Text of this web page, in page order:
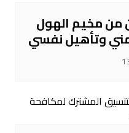
من مخيم الهول
وتأهيل نفسي